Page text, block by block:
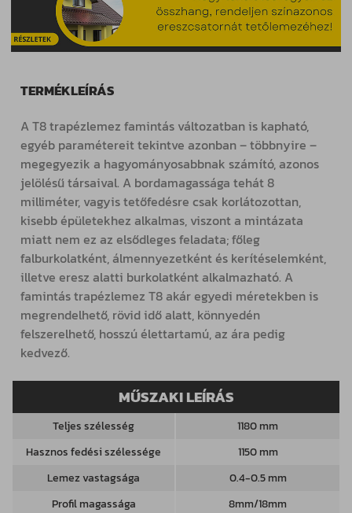
TERMÉKLEÍRÁS
A T8 trapézlemez famintás változatban is kapható,
egyéb paramétereit tekintve azonban – többnyire –
megegyezik a hagyományosabbnak számító, azonos
jelölésű társaival. A bordamagassága tehát 8
milliméter, vagyis tetőfedésre csak korlátozottan,
kisebb épületekhez alkalmas, viszont a mintázata
miatt nem ez az elsődleges feladata; főleg
falburkolatként, álmennyezetként és kerítéselemként,
illetve eresz alatti burkolatként alkalmazható. A
famintás trapézlemez T8 akár egyedi méretekben is
megrendelhető, rövid idő alatt, könnyedén
felszerelhető, hosszú élettartamú, az ára pedig
kedvező.
MŰSZAKI LEÍRÁS
Teljes szélesség
1180 mm
Hasznos fedési szélessége
1150 mm
Lemez vastagsága
0.4-0.5 mm
Profil magassága
8mm/18mm